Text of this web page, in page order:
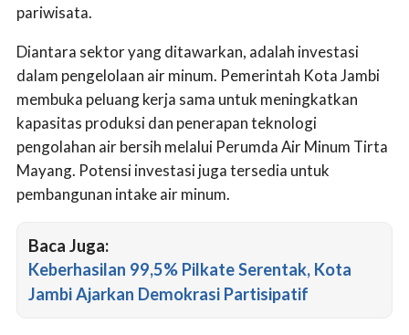
pariwisata.
Diantara sektor yang ditawarkan, adalah investasi
dalam pengelolaan air minum. Pemerintah Kota Jambi
membuka peluang kerja sama untuk meningkatkan
kapasitas produksi dan penerapan teknologi
pengolahan air bersih melalui Perumda Air Minum Tirta
Mayang. Potensi investasi juga tersedia untuk
pembangunan intake air minum.
Baca Juga:
Keberhasilan 99,5% Pilkate Serentak, Kota
Jambi Ajarkan Demokrasi Partisipatif